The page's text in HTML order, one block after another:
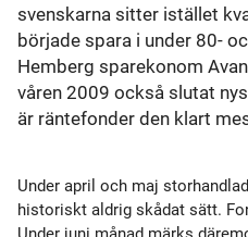
svenskarna sitter istället
började spara i under 80-
Hemberg sparekonom
våren 2009 också slutat
är räntefonder den klart
Under april och maj
historiskt aldrig skådat sätt.